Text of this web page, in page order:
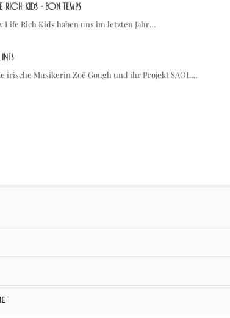
Rich Kids - Bon temps
Life Rich Kids haben uns im letzten Jahr…
irische Musikerin Zoë Gough und ihr Projekt SAOL…